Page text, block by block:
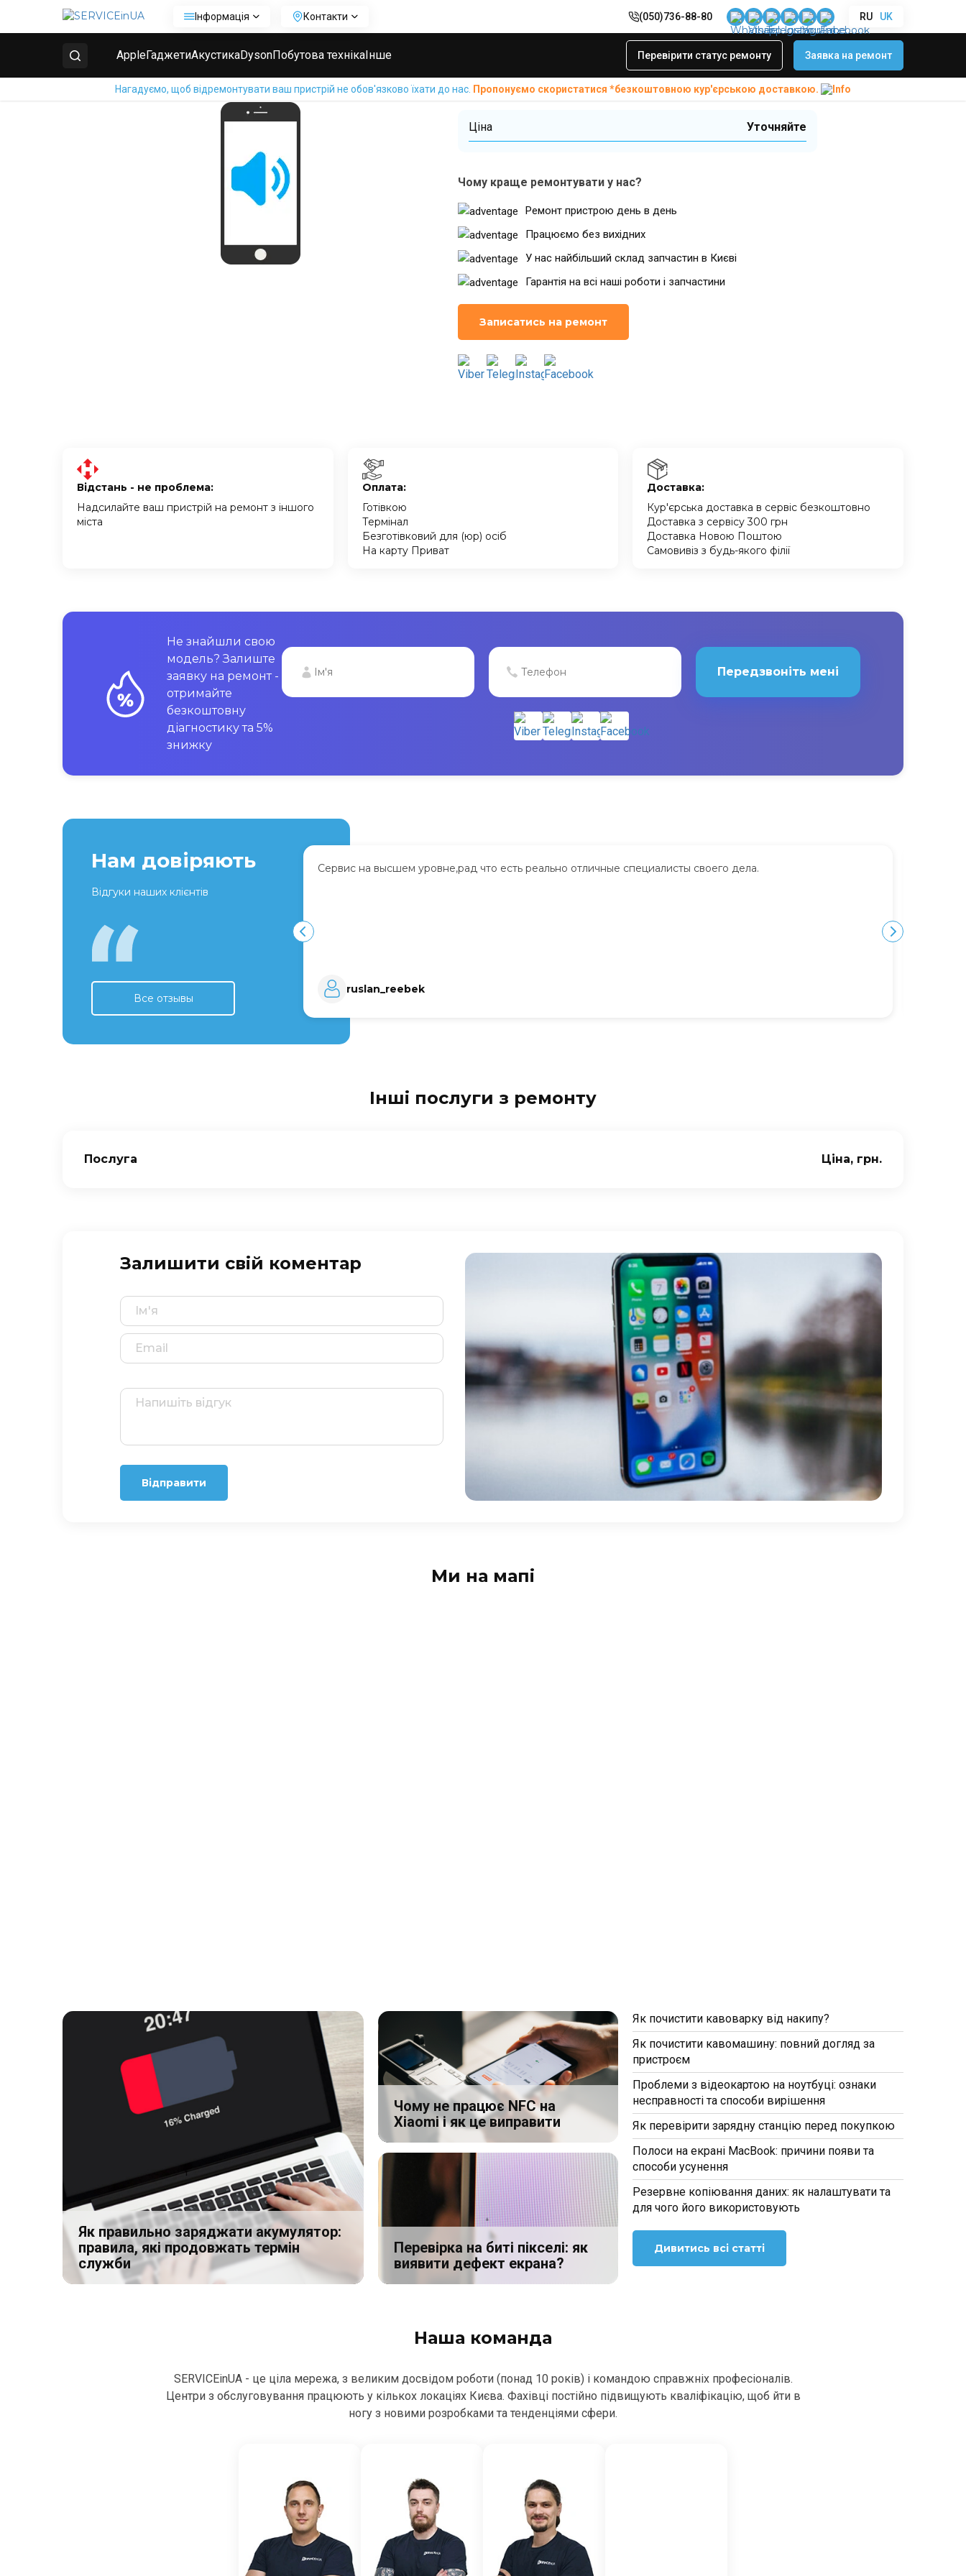
Інформація Контакти (050)736-88-80 RU UK
AppleГаджетиАкустикаDysonПобутова технікаІнше Перевірити статус ремонту Заявка на ремонт
Нагадуємо, щоб відремонтувати ваш пристрій не обов'язково їхати до нас. Пропонуємо скористатися *безкоштовною кур'єрською доставкою.
Головна Ремонт Huawei Honor 6 Заміна поліфонічного динаміка Huawei Honor 6
Заміна поліфонічного динаміка
Huawei Honor 6
Ціна Уточняйте
Чому краще ремонтувати у нас?
Ремонт пристрою день в день
Працюємо без вихідних
У нас найбільший склад запчастин в Києві
Гарантія на всі наші роботи і запчастини
Записатись на ремонт
Відстань - не проблема:
Надсилайте ваш пристрій на ремонт з іншого
міста
Оплата:
Готівкою
Термінал
Безготівковий для (юр) осіб
На карту Приват
Доставка:
Кур'єрська доставка в сервіс безкоштовно
Доставка з сервісу 300 грн
Доставка Новою Поштою
Самовивіз з будь-якого філії
Не знайшли свою
модель? Залиште
заявку на ремонт -
отримайте
безкоштовну
діагностику та 5%
знижку
Передзвоніть мені
Нам довіряють
Відгуки наших клієнтів
Все отзывы
Сервис на высшем уровне,рад что есть реально отличные специалисты своего дела.
ruslan_reebek
Інші послуги з ремонту
Послуга Ціна, грн.
Залишити свій коментар
Відправити
Ми на мапі
Як правильно заряджати акумулятор:
правила, які продовжать термін
служби
Чому не працює NFC на
Xiaomi і як це виправити
Перевірка на биті пікселі: як
виявити дефект екрана?
Як почистити кавоварку від накипу?
Як почистити кавомашину: повний догляд за
пристроєм
Проблеми з відеокартою на ноутбуці: ознаки
несправності та способи вирішення
Як перевірити зарядну станцію перед покупкою
Полоси на екрані MacBook: причини появи та
способи усунення
Резервне копіювання даних: як налаштувати та
для чого його використовують
Дивитись всі статті
Наша команда
SERVICEinUA - це ціла мережа, з великим досвідом роботи (понад 10 років) і командою справжніх професіоналів.
Центри з обслуговування працюють у кількох локаціях Києва. Фахівці постійно підвищують кваліфікацію, щоб йти в
ногу з новими розробками та тенденціями сфери.